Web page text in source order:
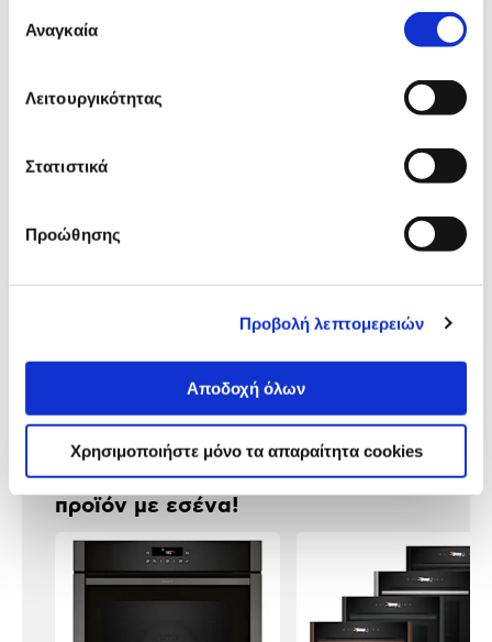
συγκατάθεσης
Αναγκαία
Λειτουργικότητας
Στατιστικά
Προώθησης
Προβολή λεπτομερειών
Αποδοχή όλων
Χρησιμοποιήστε μόνο τα απαραίτητα cookies
71 Lt
Ενεργειακή κλάση: A+
Αναλυτική
Αναλυτική παρουσίαση
Δες τι κλίκαραν όσοι είδαν το ίδιο
προϊόν με εσένα!